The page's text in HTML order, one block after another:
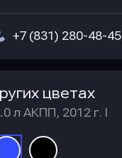
+7 (831) 280-48-45
цветах
л АКПП, 2012 г. I